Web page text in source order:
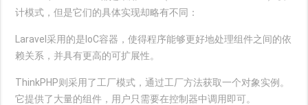
计模式，但是它们的具体实现却略有不同：
Laravel采用的是IoC容器，使得程序能够更好地处理组件之间的依
赖关系，并具有更高的可扩展性。
ThinkPHP则采用了工厂模式，通过工厂方法获取一个对象实例。
它提供了大量的组件，用户只需要在控制器中调用即可。